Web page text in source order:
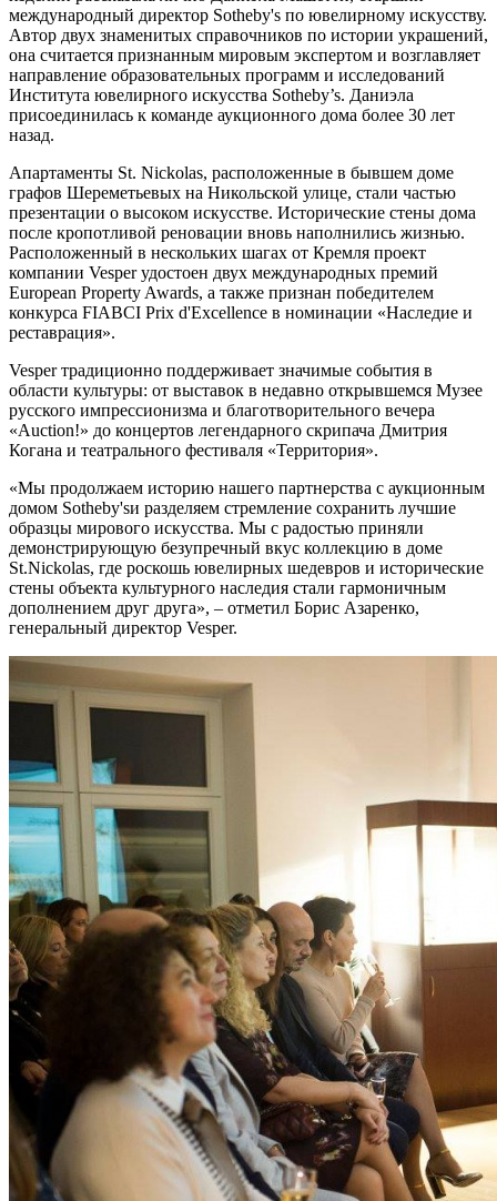
международный директор Sotheby's по ювелирному искусству.
Автор двух знаменитых справочников по истории украшений,
она считается признанным мировым экспертом и возглавляет
направление образовательных программ и исследований
Института ювелирного искусства Sotheby’s. Даниэла
присоединилась к команде аукционного дома более 30 лет
назад.
Апартаменты St. Nickolas, расположенные в бывшем доме
графов Шереметьевых на Никольской улице, стали частью
презентации о высоком искусстве. Исторические стены дома
после кропотливой реновации вновь наполнились жизнью.
Расположенный в нескольких шагах от Кремля проект
компании Vesper удостоен двух международных премий
European Property Awards, а также признан победителем
конкурса FIABCI Prix d'Excellence в номинации «Наследие и
реставрация».
Vesper традиционно поддерживает значимые события в
области культуры: от выставок в недавно открывшемся Музее
русского импрессионизма и благотворительного вечера
«Auction!» до концертов легендарного скрипача Дмитрия
Когана и театрального фестиваля «Территория».
«Мы продолжаем историю нашего партнерства с аукционным
домом Sotheby'sи разделяем стремление сохранить лучшие
образцы мирового искусства. Мы с радостью приняли
демонстрирующую безупречный вкус коллекцию в доме
St.Nickolas, где роскошь ювелирных шедевров и исторические
стены объекта культурного наследия стали гармоничным
дополнением друг друга», – отметил Борис Азаренко,
генеральный директор Vesper.